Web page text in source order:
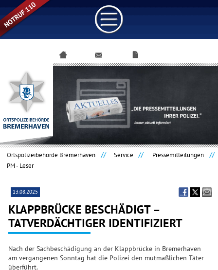
überspringen
Ortspolizeibehörde Bremerhaven Service
Pressemitteilungen
PM - Leser
13.08.2025
KLAPPBRÜCKE BESCHÄDIGT –
TATVERDÄCHTIGER IDENTIFIZIERT
Nach der Sachbeschädigung an der Klappbrücke in Bremerhaven
am vergangenen Sonntag hat die Polizei den mutmaßlichen Täter
überführt.